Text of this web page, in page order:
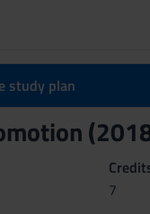
study plan
7